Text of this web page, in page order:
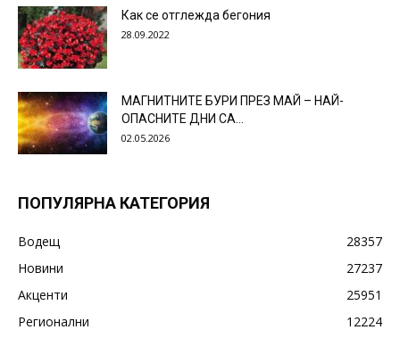
Как се отглежда бегония
28.09.2022
МАГНИТНИТЕ БУРИ ПРЕЗ МАЙ – НАЙ-
ОПАСНИТЕ ДНИ СА…
02.05.2026
ПОПУЛЯРНА КАТЕГОРИЯ
Водещ
28357
Новини
27237
Акценти
25951
Регионални
12224